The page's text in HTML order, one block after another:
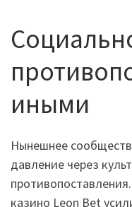
иными
Нынешнее
давление через
казино Leon Bet